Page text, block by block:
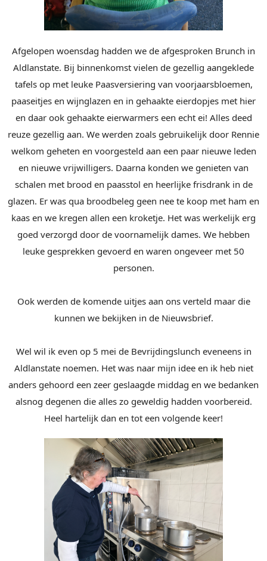
Afgelopen woensdag hadden we de afgesproken Brunch in
Aldlanstate. Bij binnenkomst vielen de gezellig aangeklede
tafels op met leuke Paasversiering van voorjaarsbloemen,
paaseitjes en wijnglazen en in gehaakte eierdopjes met hier
en daar ook gehaakte eierwarmers een echt ei! Alles deed
reuze gezellig aan. We werden zoals gebruikelijk door Rennie
welkom geheten en voorgesteld aan een paar nieuwe leden
en nieuwe vrijwilligers. Daarna konden we genieten van
schalen met brood en paasstol en heerlijke frisdrank in de
glazen. Er was qua broodbeleg geen nee te koop met ham en
kaas en we kregen allen een kroketje. Het was werkelijk erg
goed verzorgd door de voornamelijk dames. We hebben
leuke gesprekken gevoerd en waren ongeveer met 50
personen.
Ook werden de komende uitjes aan ons verteld maar die
kunnen we bekijken in de Nieuwsbrief.
Wel wil ik even op 5 mei de Bevrijdingslunch eveneens in
Aldlanstate noemen. Het was naar mijn idee en ik heb niet
anders gehoord een zeer geslaagde middag en we bedanken
alsnog degenen die alles zo geweldig hadden voorbereid.
Heel hartelijk dan en tot een volgende keer!